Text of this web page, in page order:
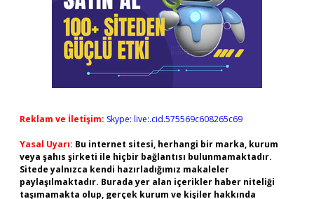
Reklam ve İletişim: Skype: live:.cid.575569c608265c69
Yasal Uyarı: Bu internet sitesi, herhangi bir marka, kurum
veya şahıs şirketi ile hiçbir bağlantısı bulunmamaktadır.
Sitede yalnızca kendi hazırladığımız makaleler
paylaşılmaktadır. Burada yer alan içerikler haber niteliği
taşımamakta olup, gerçek kurum ve kişiler hakkında